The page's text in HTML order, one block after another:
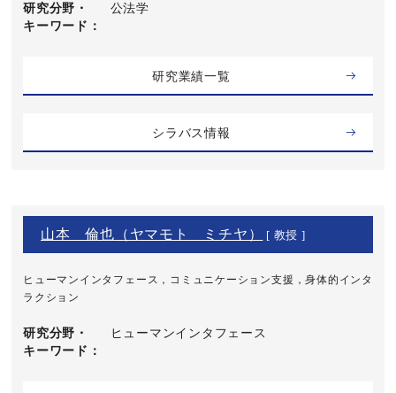
研究分野・
キーワード
公法学
研究業績一覧
シラバス情報
山本 倫也（ヤマモト ミチヤ） [ 教授 ]
ヒューマンインタフェース，コミュニケーション支援，身体的インタ
ラクション
研究分野・
キーワード
ヒューマンインタフェース